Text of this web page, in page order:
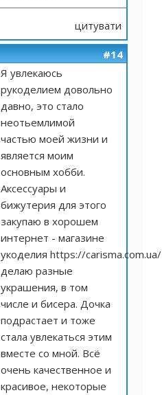
цитувати
#14
Я увлекаюсь
рукоделием довольно
давно, это стало
неотьемлимой
частью моей жизни и
является моим
основным хобби.
Аксессуары и
бижутерия для этого
закупаю в хорошем
интернет - магазине
укоделия https://carisma.com.ua/
делаю разные
украшения, в том
числе и бисера. Дочка
подрастает и тоже
стала увлекаться этим
вместе со мной. Всё
очень качественное и
красивое, некоторые